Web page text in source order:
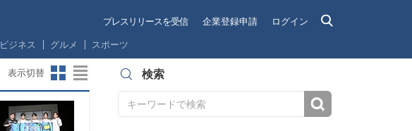
プレスリリースを受信 企業登録申請 ログイン
ビジネス グルメ スポーツ
表示切替 検索